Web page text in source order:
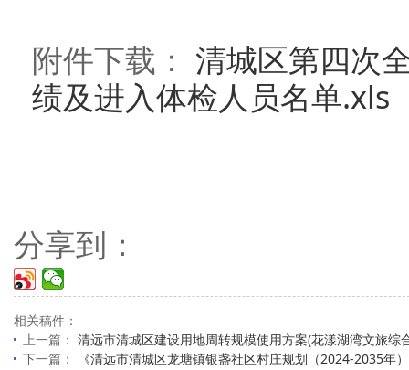
附件下载： 清城区第四次
绩及进入体检人员名单.xls
分享到：
相关稿件：
上一篇： 清远市清城区建设用地周转规模使用方案(花漾湖湾文旅综
下一篇：
《清远市清城区龙塘镇银盏社区村庄规划（2024-2035年